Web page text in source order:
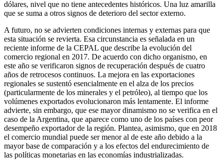
dólares, nivel que no tiene antecedentes históricos. Una luz amarilla
que se suma a otros signos de deterioro del sector externo.
A futuro, no se advierten condiciones internas y externas para que
esta situación se revierta. Esa circunstancia es señalada en un
reciente informe de la CEPAL que describe la evolución del
comercio regional en 2017. De acuerdo con dicho organismo, en
este año se verificaron signos de recuperación después de cuatro
años de retrocesos continuos. La mejora en las exportaciones
regionales se sustentó esencialmente en el alza de los precios
(particularmente de los minerales y el petróleo), al tiempo que los
volúmenes exportados evolucionaron más lentamente. El informe
advierte, sin embargo, que ese mayor dinamismo no se verifica en el
caso de la Argentina, que aparece como uno de los países con peor
desempeño exportador de la región. Plantea, asimismo, que en 2018
el comercio mundial puede ser menor al de este año debido a la
mayor base de comparación y a los efectos del endurecimiento de
las políticas monetarias en las economías industrializadas.